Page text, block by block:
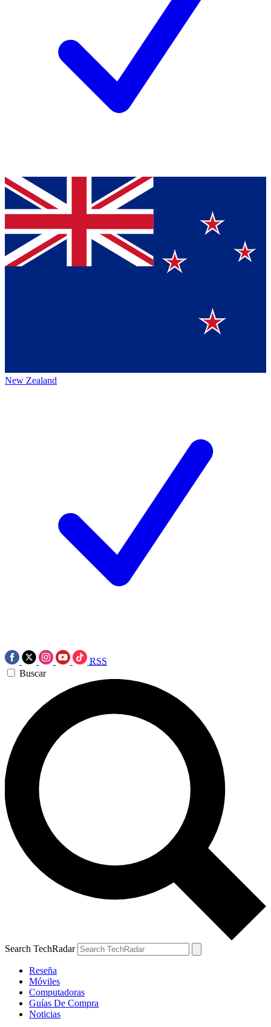
New Zealand
RSS
Buscar
Search TechRadar
Reseña
Móviles
Computadoras
Guías De Compra
Noticias